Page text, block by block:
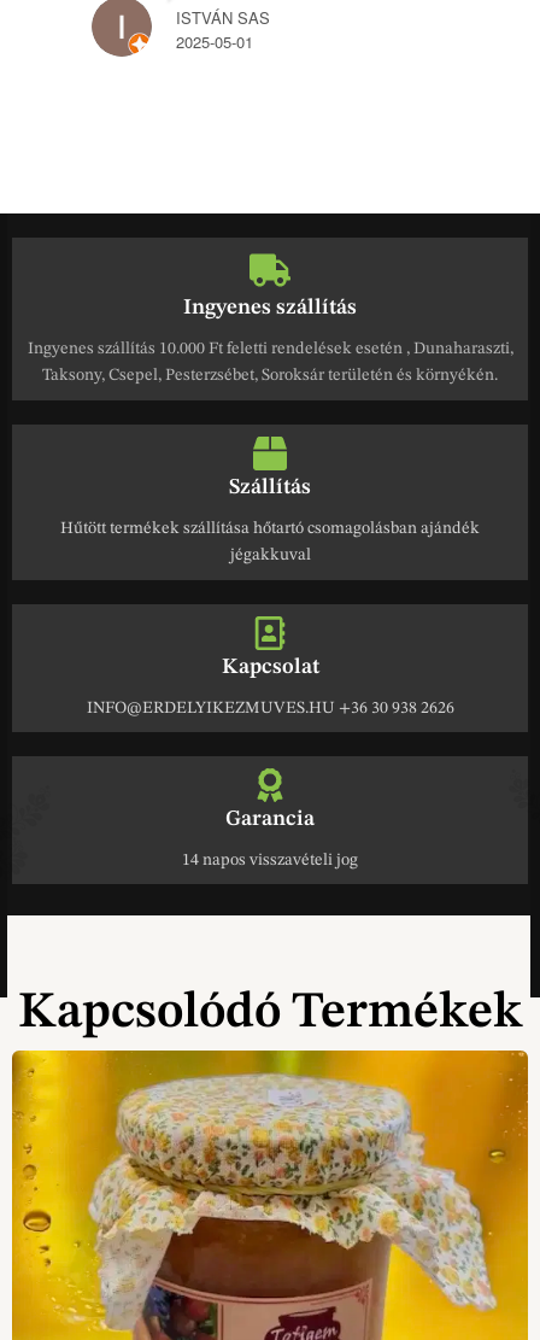
ISTVÁN SAS
2025-05-01
Ingyenes szállítás
Ingyenes szállítás 10.000 Ft feletti rendelések esetén , Dunaharaszti,
Taksony, Csepel, Pesterzsébet, Soroksár területén és környékén.
Szállítás
Hűtött termékek szállítása hőtartó csomagolásban ajándék
jégakkuval
Kapcsolat
INFO@ERDELYIKEZMUVES.HU +36 30 938 2626
Garancia
14 napos visszavételi jog
Kapcsolódó Termékek